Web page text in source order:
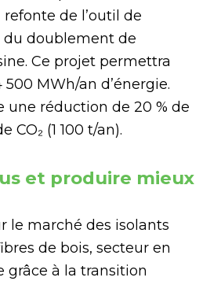
refonte de l’outil de
doublement de
Ce projet permettra
500 MWh/an d’énergie.
une réduction de 20 % de
CO₂ (1 100 t/an).
et produire mieux
le marché des isolants
de bois, secteur en
grâce à la transition